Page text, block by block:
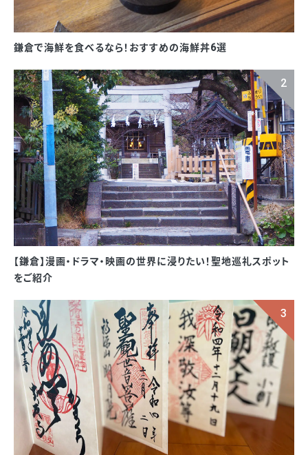
鎌倉で海鮮を食べるなら！おすすめの海鮮丼6選
【鎌倉】漫画・ドラマ・映画の世界に浸りたい！聖地巡礼スポット
をご紹介